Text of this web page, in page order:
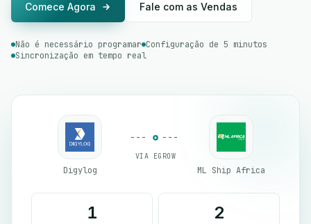
Comece Agora Fale com as Vendas
Não é necessário programar Configuração de 5 minutos
Sincronização em tempo real
Digylog
VIA EGROW
ML Ship Africa
1 2